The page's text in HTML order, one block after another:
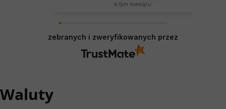
w tym miesiącu
zebranych i zweryfikowanych przez
Waluty